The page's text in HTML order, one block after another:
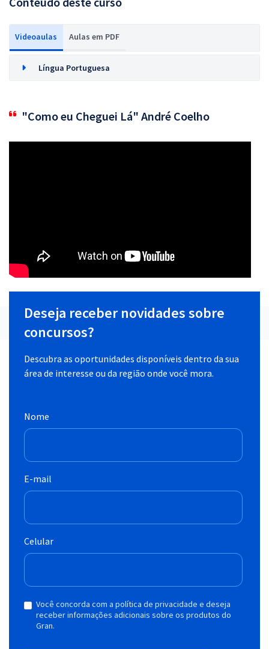
Videoaulas Aulas em PDF
Língua Portuguesa
"Como eu Cheguei Lá" André Coelho
Deseja receber novidades sobre
concursos?
Descubra as oportunidades disponíveis dentro da sua
área de interesse ou da região onde você mora.
Nome
E-mail
Celular
Você concorda com a política de privacidade e deseja
receber informações adicionais sobre os produtos do
Gran.